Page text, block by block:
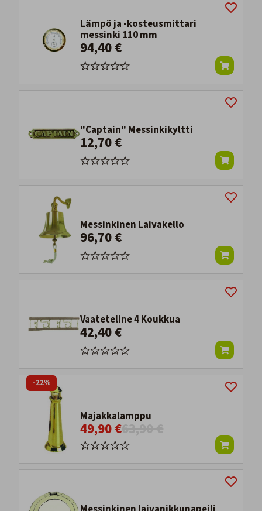
Lämpö ja -kosteusmittari
messinki 110 mm
94,40 €
"Captain" Messinkikyltti
12,70 €
Messinkinen Laivakello
96,70 €
Vaateteline 4 Koukkua
42,40 €
Majakkalamppu
49,90 €
-22%